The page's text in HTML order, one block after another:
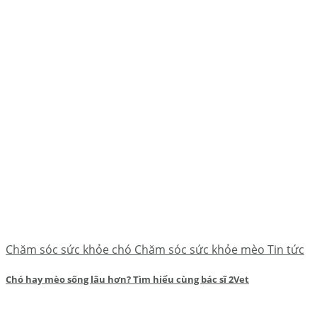
Chăm sóc sức khỏe chó Chăm sóc sức khỏe mèo Tin tức
Chó hay mèo sống lâu hơn? Tìm hiểu cùng bác sĩ 2Vet